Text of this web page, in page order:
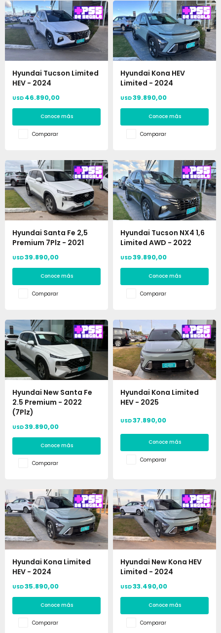
Hyundai Tucson Limited
HEV - 2024
USD 46.890,00
Conoce más
Comparar
Hyundai Kona HEV
Limited - 2024
USD39.890,00
Conoce más
Comparar
Hyundai Santa Fe 2,5
Premium 7Plz - 2021
USD39.890,00
Conoce más
Comparar
Hyundai Tucson NX4 1,6
Limited AWD - 2022
USD39.890,00
Conoce más
Comparar
Hyundai New Santa Fe
2.5 Premium - 2022
(7Plz)
USD39.890,00
Conoce más
Comparar
Hyundai Kona Limited
HEV - 2025
USD37.890,00
Conoce más
Comparar
Hyundai Kona Limited
HEV - 2024
USD35.890,00
Conoce más
Comparar
Hyundai New Kona HEV
Limited - 2024
USD33.490,00
Conoce más
Comparar